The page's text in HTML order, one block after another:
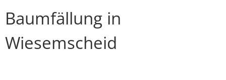
Baumfällung in
Wiesemscheid